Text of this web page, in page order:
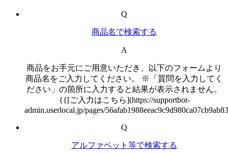
Q
商品名で検索する
A
商品をお手元にご用意いただき、以下のフォームより
商品名をご入力してください。 ※「質問を入力してく
ださい」の箇所に入力すると結果が表示されません。
{{[ご入力はこちら](https://supportbot-
admin.userlocal.jp/pages/
Q
アルファベット等で検索する